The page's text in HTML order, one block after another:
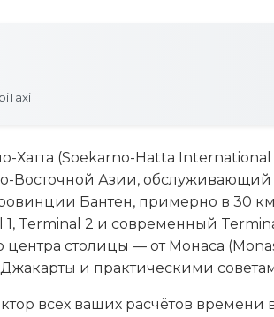
(Soekarno-Hatta
Азии, обслуживающий
Бантен, примерно в 30
1, Terminal 2 и современный
центра столицы — от Монаса
и практическими
всех ваших расчётов